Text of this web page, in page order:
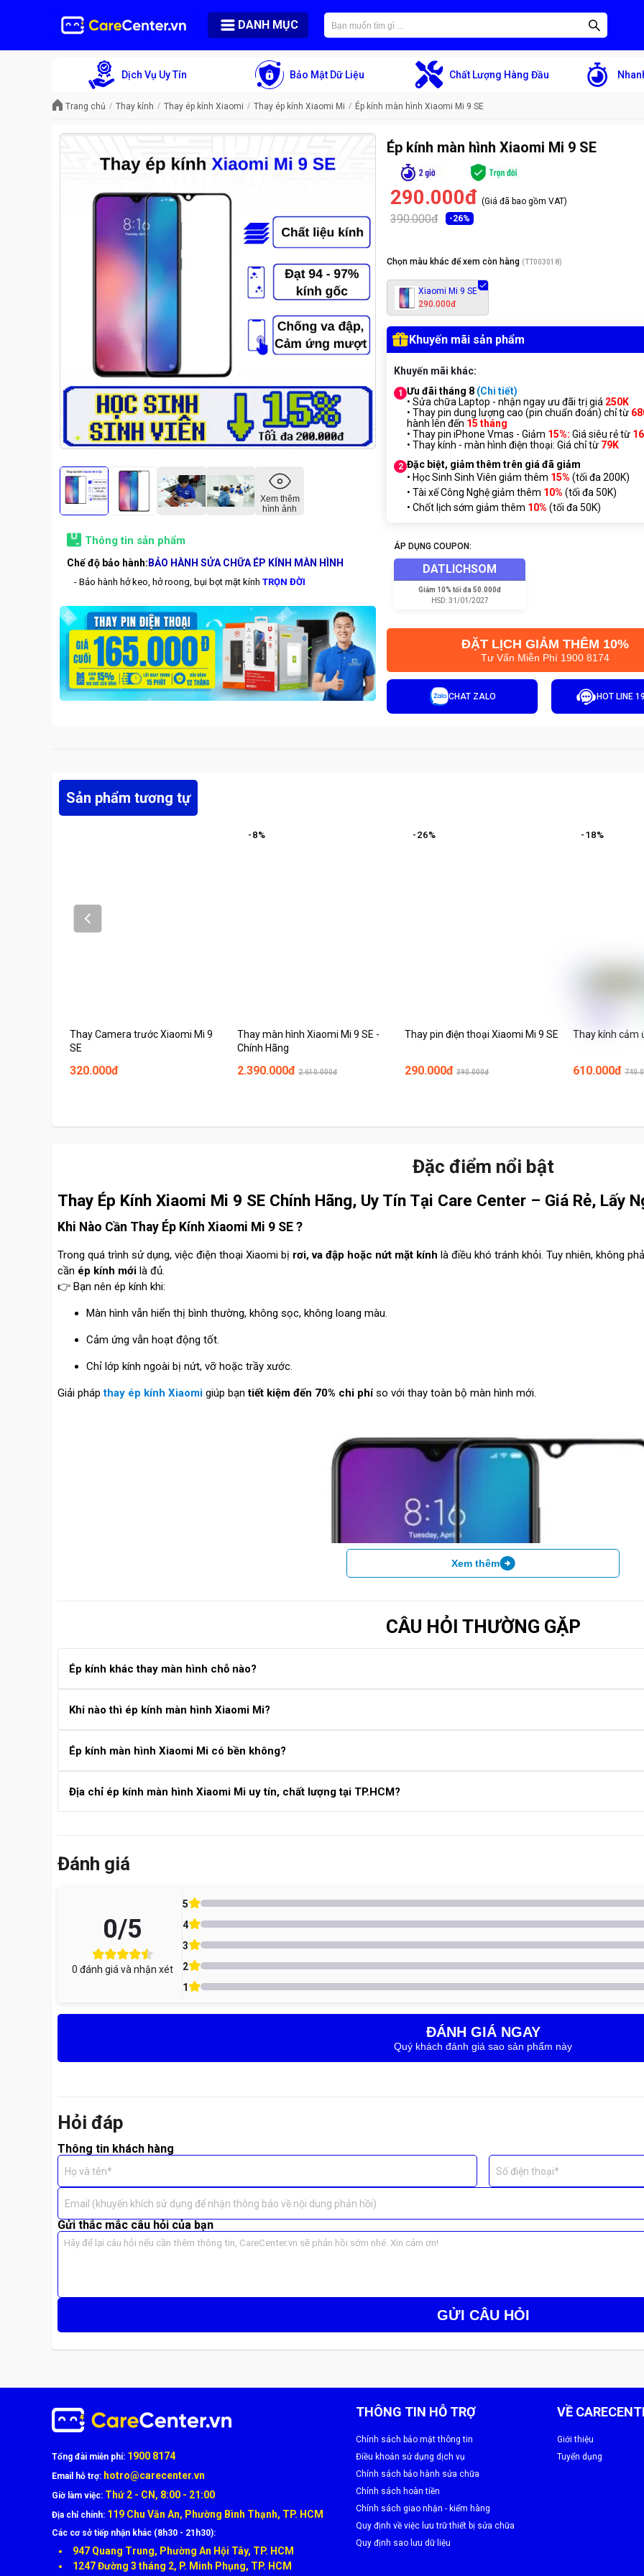
DANH MỤC
Dịch Vụ Uy Tín Bảo Mật Dữ Liệu Chất Lượng Hàng Đầu
Trang chủ Thay kính Thay ép kính Xiaomi Thay ép kính Xiaomi Mi Ép kính màn hình Xiaomi Mi 9 SE
Xem thêm
hình ảnh
Thông tin sản phẩm
Chế độ bảo hành: BẢO HÀNH SỬA CHỮA ÉP KÍNH MÀN HÌNH
- Bảo hành hở keo, hở roong, bụi bọt mặt kính TRỌN ĐỜI
Ép kính màn hình Xiaomi Mi 9 SE
290.000đ (Giá đã bao gồm VAT)
390.000đ -26%
Chọn màu khác để xem còn hàng (TT003018)
Xiaomi Mi 9 SE
290.000đ
Khuyến mãi sản phẩm
Khuyến mãi khác:
1 Ưu đãi tháng 8 (Chi tiết)
• Sửa chữa Laptop - nhận ngay ưu đãi trị giá 250K
• Thay pin dung lượng cao (pin chuẩn đoán) chỉ từ
hành lên đến 15 tháng
• Thay pin iPhone Vmas - Giảm 15%: Giá siêu rẻ từ
• Thay kính - màn hình điện thoại: Giá chỉ từ 79K
2 Đặc biệt, giảm thêm trên giá đã giảm
• Học Sinh Sinh Viên giảm thêm 15% (tối đa 200K)
• Tài xế Công Nghệ giảm thêm 10% (tối đa 50K)
• Chốt lịch sớm giảm thêm 10% (tối đa 50K)
ÁP DỤNG COUPON:
DATLICHSOM
Giảm 10% tối đa 50.000đ
HSD:31/01/2027
ĐẶT LỊCH GIẢM THÊM 10%
Tư Vấn Miễn Phí 1900 8174
CHAT ZALO HOT LINE
Sản phẩm tương tự
Thay Camera trước Xiaomi Mi 9
SE
320.000đ
- 8%
Thay màn hình Xiaomi Mi 9 SE -
Chính Hãng
2.390.000đ 2.610.000đ
- 26%
Thay pin điện thoại Xiaomi Mi 9 SE
290.000đ 390.000đ
- 18%
Thay kính cảm
610.000đ
Prev
Đặc điểm nổi bật
Thay Ép Kính Xiaomi Mi 9 SE Chính Hãng, Uy Tín Tại Care Center – Giá Rẻ, Lấy
Khi Nào Cần Thay Ép Kính Xiaomi Mi 9 SE ?
Trong quá trình sử dụng, việc điện thoại Xiaomi bị rơi, va đập hoặc nứt mặt kính là điều khó tránh khỏi. Tuy nhiên, không
cần ép kính mới là đủ.
👉 Bạn nên ép kính khi:
Màn hình vẫn hiển thị bình thường, không sọc, không loang màu.
Cảm ứng vẫn hoạt động tốt.
Chỉ lớp kính ngoài bị nứt, vỡ hoặc trầy xước.
Giải phápthay ép kính Xiaomi giúp bạntiết kiệm đến 70% chi phíso với thay toàn bộ màn hình mới.
Ép Kính Xiaomi Là Gì? Có Khác Gì Với Thay Màn Hình?
Nhiều người thường nhầm lẫn giữa ép kính và thay màn hình.
Ép kính Xiaomi: chỉ thay lớp kính bên ngoài, giữ nguyên màn hiển thị và cảm ứng gốc.
tư vấn giải pháp phù hợp, đảm bảo bạn không phải chi thêm cho
Quy Trình Ép Kính Xiaomi Chuẩn Kỹ Thuật Tại CareCenter
Quy trình ép kính được CareCenter thực hiện tỉ mỉ theo 6 bước chuyên nghiệp:
Tiếp nhận & kiểm tra lỗi
Tách lớp kính vỡ
Làm sạch & xử lý keo cũbằng dung dịch chuyên dụng.
Ép kính mới bằng máy ép chân không – không bọt khí, không bụi.
Sấy khô & lắp ráp lại máy đảm bảo khít viền, độ sáng chuẩn.
Xem thêm
CÂU HỎI THƯỜNG GẶP
Ép kính khác thay màn hình chỗ nào?
Ép kính: chỉ thay lớp kính bên ngoài, giữ nguyên màn hình hiển thị và cảm ứng. Thay màn hình: áp dụng khi màn hình bị
Khi nào thì ép kính màn hình Xiaomi Mi?
Bạn nên ép kính khi màn hình Xiaomi Mi bị nứt, vỡ mặt kính nhưng cảm ứng và hiển thị vẫn hoạt động bình thường. Đây là
bộ.
Ép kính màn hình Xiaomi Mi có bền không?
Nếu ép kính tại trung tâm uy tín, sử dụng máy ép chân không và linh kiện chất lượng, màn hình sau khi ép sẽ bền đẹp,
Địa chỉ ép kính màn hình Xiaomi Mi uy tín, chất lượng tại TP.HCM?
Đánh giá
0/5
0 đánh giá và nhận xét
5
4
3
2
1
ĐÁNH GIÁ NGAY
Quý khách đánh giá sao sản phẩm này
Hỏi đáp
Thông tin khách hàng
Họ và tên* Số điện thoại*
Email (khuyến khích sử dụng để nhận thông báo về nội dung phản hồi)
Gửi thắc mắc câu hỏi của bạn
GỬI CÂU HỎI
Tổng đài miễn phí: 1900 8174
Email hỗ trợ: hotro@carecenter.vn
Giờ làm việc: Thứ 2 - CN, 8:00 - 21:00
Địa chỉ chính: 119 Chu Văn An, Phường Bình Thạnh, TP. HCM
Các cơ sở tiếp nhận khác (8h30 - 21h30):
947 Quang Trung, Phường An Hội Tây, TP. HCM
1247 Đường 3 tháng 2, P. Minh Phụng, TP. HCM
THÔNG TIN HỖ TRỢ
Chính sách bảo mật thông tin
Điều khoản sử dụng dịch vụ
Chính sách bảo hành sửa chữa
Chính sách hoàn tiền
Chính sách giao nhận - kiểm hàng
Quy định về việc lưu trữ thiết bị sửa chữa
Quy định sao lưu dữ liệu
VỀ
Giới thiệu
Tuyển dụng